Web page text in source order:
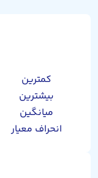
کمترین
بیشترین
میانگین
انحراف معیار